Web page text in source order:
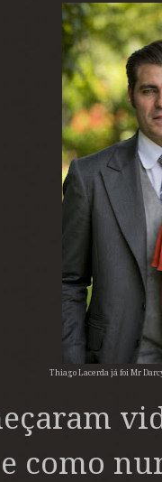
Thiago Lacerda já foi Mr
como